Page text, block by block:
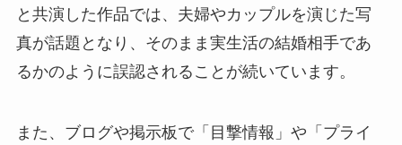
と共演した作品では、夫婦やカップルを演じた写
真が話題となり、そのまま実生活の結婚相手であ
るかのように誤認されることが続いています。
また、ブログや掲示板で「目撃情報」や「プライ